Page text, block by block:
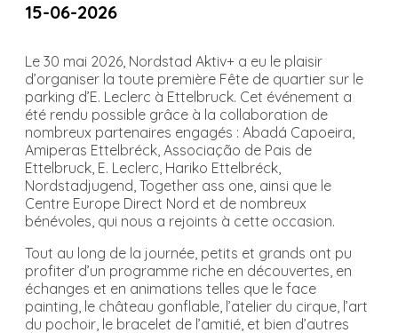
15-06-2026
Le 30 mai 2026, Nordstad Aktiv+ a eu le plaisir
d’organiser la toute première Fête de quartier sur le
parking d’E. Leclerc à Ettelbruck. Cet événement a
été rendu possible grâce à la collaboration de
nombreux partenaires engagés : Abadá Capoeira,
Amiperas Ettelbréck, Associação de Pais de
Ettelbruck, E. Leclerc, Hariko Ettelbréck,
Nordstadjugend, Together ass one, ainsi que le
Centre Europe Direct Nord et de nombreux
bénévoles, qui nous a rejoints à cette occasion.
Tout au long de la journée, petits et grands ont pu
profiter d’un programme riche en découvertes, en
échanges et en animations telles que le face
painting, le château gonflable, l’atelier du cirque, l’art
du pochoir, le bracelet de l’amitié, et bien d’autres